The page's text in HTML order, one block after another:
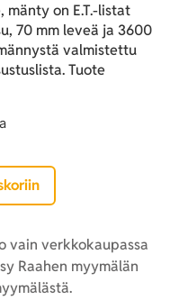
mänty on E.T.-listat
70 mm leveä ja 3600
valmistettu
Tuote
vain verkkokaupassa
Raahen myymälän